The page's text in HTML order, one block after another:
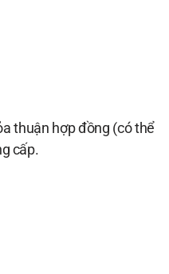
thuận hợp đồng (có thể
cấp.